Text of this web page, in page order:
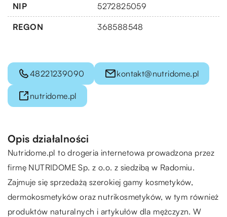
NIP 5272825059
REGON 368588548
48221239090 kontakt@nutridome.pl
nutridome.pl
Opis działalności
Nutridome.pl to drogeria internetowa prowadzona przez
firmę NUTRIDOME Sp. z o.o. z siedzibą w Radomiu.
Zajmuje się sprzedażą szerokiej gamy kosmetyków,
dermokosmetyków oraz nutrikosmetyków, w tym również
produktów naturalnych i artykułów dla mężczyzn. W